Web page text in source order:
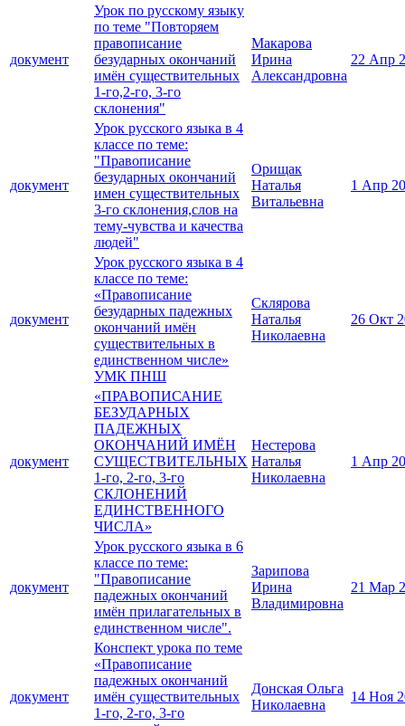
документ
Урок по русскому языку
по теме "Повторяем
правописание
безударных окончаний
имён существительных
1-го,2-го, 3-го
склонения"
Макарова
Ирина
Александровна
22 Апр
документ
Урок русского языка в 4
классе по теме:
"Правописание
безударных окончаний
имен существительных
3-го склонения,слов на
тему-чувства и качества
людей"
Орищак
Наталья
Витальевна
1 Апр
документ
Урок русского языка в 4
классе по теме:
«Правописание
безударных падежных
окончаний имён
существительных в
единственном числе»
УМК ПНШ
Склярова
Наталья
Николаевна
26 Окт
документ
«ПРАВОПИСАНИЕ
БЕЗУДАРНЫХ
ПАДЕЖНЫХ
ОКОНЧАНИЙ ИМЁН
СУЩЕСТВИТЕЛЬНЫХ
1-го, 2-го, 3-го
СКЛОНЕНИЙ
ЕДИНСТВЕННОГО
ЧИСЛА»
Нестерова
Наталья
Николаевна
1 Апр
документ
Урок русского языка в 6
классе по теме:
"Правописание
падежных окончаний
имён прилагательных в
единственном числе".
Зарипова
Ирина
Владимировна
21 Мар
документ
Конспект урока по теме
«Правописание
падежных окончаний
имён существительных
1-го, 2-го, 3-го
Донская Ольга
Николаевна
14 Ноя